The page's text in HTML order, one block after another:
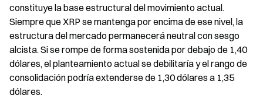
constituye la base estructural del movimiento actual.
Siempre que XRP se mantenga por encima de ese nivel, la
estructura del mercado permanecerá neutral con sesgo
alcista. Si se rompe de forma sostenida por debajo de 1,40
dólares, el planteamiento actual se debilitaría y el rango de
consolidación podría extenderse de 1,30 dólares a 1,35
dólares.